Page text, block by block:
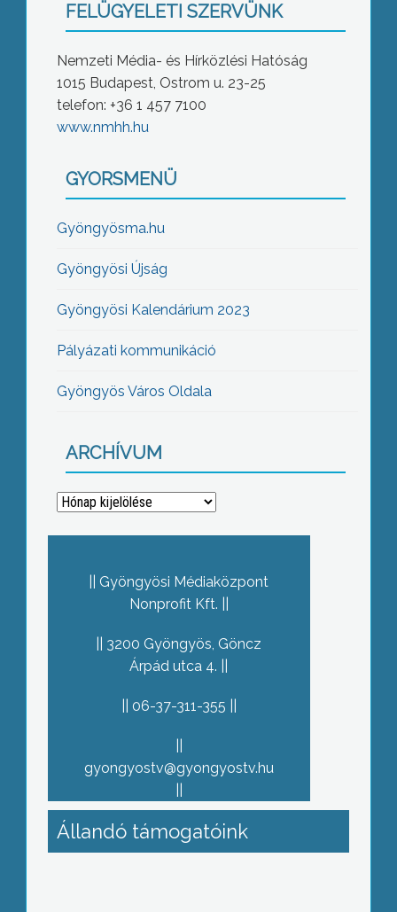
FELÜGYELETI SZERVÜNK
Nemzeti Média- és Hírközlési Hatóság
1015 Budapest, Ostrom u. 23-25
telefon: +36 1 457 7100
www.nmhh.hu
GYORSMENÜ
Gyöngyösma.hu
Gyöngyösi Újság
Gyöngyösi Kalendárium 2023
Pályázati kommunikáció
Gyöngyös Város Oldala
ARCHÍVUM
Archívum
Gyöngyösi Médiaközpont
Nonprofit Kft.
3200 Gyöngyös, Göncz
Árpád utca 4.
06-37-311-355
gyongyostv@gyongyostv.hu
Állandó támogatóink